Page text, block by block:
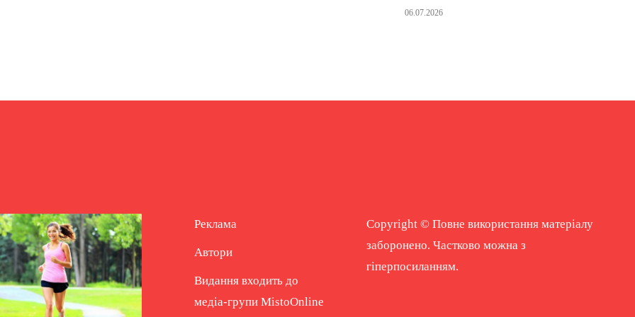
06.07.2026
Реклама
Автори
Видання входить до
медіа-групи MistoOnline
Copyright © Повне використання матеріалу
заборонено. Частково можна з
гіперпосиланням.